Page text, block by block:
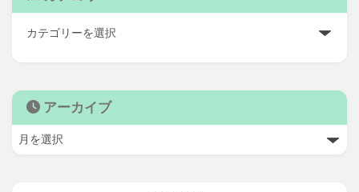
アーカイブ